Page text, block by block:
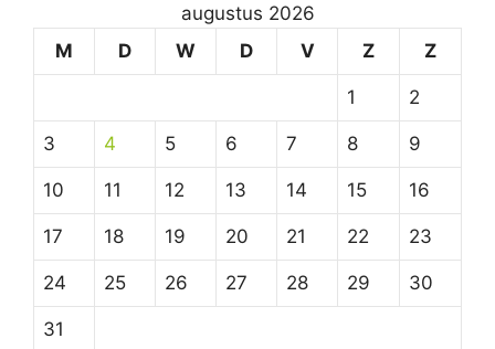
augustus 2026
M
D W D V Z Z
1 2
3 4 5 6 7 8 9
10 11 12 13 14 15 16
17 18 19 20 21 22 23
24 25 26 27 28 29 30
31